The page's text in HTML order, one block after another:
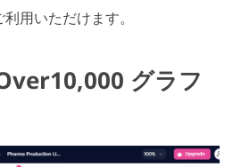
用いただけます。
グラフ